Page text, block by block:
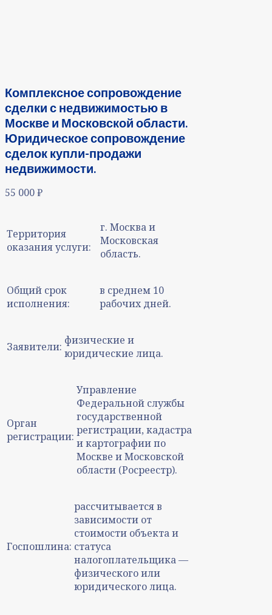
Комплексное сопровождение
сделки с недвижимостью в
Москве и Московской области.
Юридическое сопровождение
сделок купли-продажи
недвижимости.
55 000₽
Территория
оказания услуги:
г. Москва и
Московская
область.
Общий срок
исполнения:
в среднем 10
рабочих дней.
Заявители: физические и
юридические лица.
Орган
регистрации:
Управление
Федеральной службы
государственной
регистрации, кадастра
и картографии по
Москве и Московской
области (Росреестр).
Госпошлина:
рассчитывается в
зависимости от
стоимости объекта и
статуса
налогоплательщика —
физического или
юридического лица.